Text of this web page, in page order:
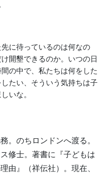
に待っているのは何なの
開墾できるのか。いつの日
の中で、私たちは何をした
たい、そういう気持ちは子
いな。
。のちロンドンへ渡る。
修士。著書に『子どもは
由』（祥伝社）。現在、